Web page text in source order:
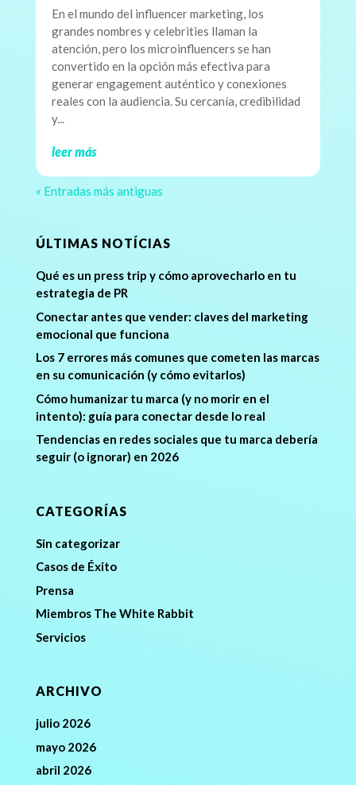
En el mundo del influencer marketing, los
grandes nombres y celebrities llaman la
atención, pero los microinfluencers se han
convertido en la opción más efectiva para
generar engagement auténtico y conexiones
reales con la audiencia. Su cercanía, credibilidad
y...
leer más
« Entradas más antiguas
ÚLTIMAS NOTÍCIAS
Qué es un press trip y cómo aprovecharlo en tu
estrategia de PR
Conectar antes que vender: claves del marketing
emocional que funciona
Los 7 errores más comunes que cometen las marcas
en su comunicación (y cómo evitarlos)
Cómo humanizar tu marca (y no morir en el
intento): guía para conectar desde lo real
Tendencias en redes sociales que tu marca debería
seguir (o ignorar) en 2026
CATEGORÍAS
Sin categorizar
Casos de Éxito
Prensa
Miembros The White Rabbit
Servicios
ARCHIVO
julio 2026
mayo 2026
abril 2026